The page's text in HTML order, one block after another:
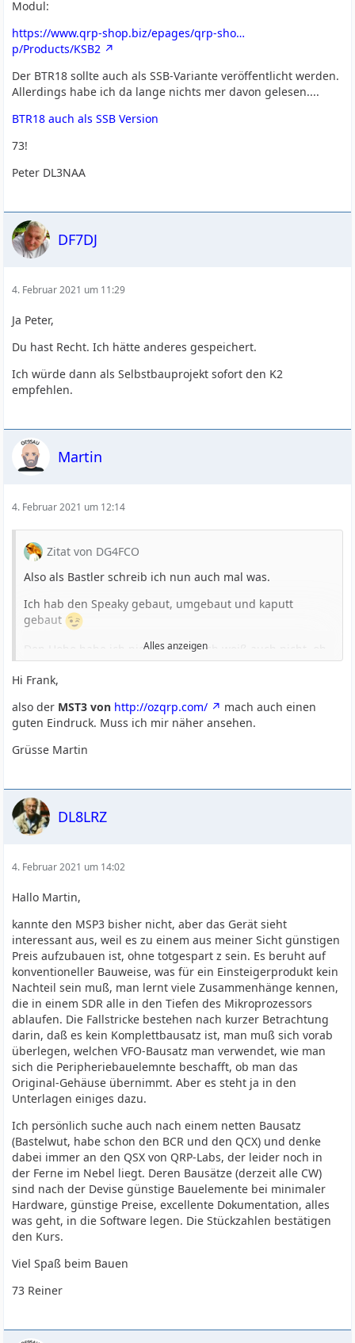
Modul:
https://www.qrp-shop.biz/epages/qrp-sho…
p/Products/KSB2
Der BTR18 sollte auch als SSB-Variante veröffentlicht werden.
Allerdings habe ich da lange nichts mer davon gelesen....
BTR18 auch als SSB Version
73!
Peter DL3NAA
DF7DJ
4. Februar 2021 um 11:29
Ja Peter,
Du hast Recht. Ich hätte anderes gespeichert.
Ich würde dann als Selbstbauprojekt sofort den K2
empfehlen.
Martin
4. Februar 2021 um 12:14
Zitat von DG4FCO
Also als Bastler schreib ich nun auch mal was.
Ich hab den Speaky gebaut, umgebaut und kaputt
gebaut
Den Hobo habe ich nicht gebaut, ich weiß auch nicht, ob
es dafür überhaupt noch einen (kompletten) Bausatz bei
Nik gibt.
Dann noch den Klaus Nathan QRP-99 V, den Bit-X, Micro-
Solf und noch einige mehr oder weniger erfolgreich.
Den Speaky würde *ich* auch nicht als "Anfänger"
Probleme waren: Gehäuse, Kabelbaum und Messen in
beengen Verhältnissen
Der Iler und ähnliche haben jedoch den Nachteil, das
gebaut habe) *nicht* Baugruppenweise gearbeitet wird.
Ich werfe mal den Micro-Solf in den Raum
Den fand ich am einfachsten zu bauen. Das Messen war
gut machbar (einfach Drähtchen dranlöten), die
Mechanik hielt sich in Grenzen, man kann trotzdem nach
dem Bau noch pimpen/modden, er kann CW und SSB.
Allgemein ist im Nicht-CW Bereich nicht so viel, mit dem
man "problemlos" basteln kann.
Trotzdem würde ich nochhttp://ozqrp.com/
als
weiteren Anbieter in den Raum werfen.
Dort habe ich den MDT gebaut. Ja, Zwei-Seiten-Band.
Soweit ich weis ist dies für den *Experimentalfunk* auch
noch erlaubt. Also zum probieren: Gehts und werde ich
gehört und so. Dauerhaften Funkbetrieb würde ich damit
nicht machen. Ist jedoch ein wirklich schönes
Bastelprojekt.
Ach: Und ich finde es wichtig, dass es noch komplette
suchen muss!
HTH & vy 72/3 de Frank, DG4FCO
Alles anzeigen
Hi Frank,
also der MST3 von http://ozqrp.com/
mach auch einen
guten Eindruck. Muss ich mir näher ansehen.
Grüsse Martin
DL8LRZ
4. Februar 2021 um 14:02
Hallo Martin,
kannte den MSP3 bisher nicht, aber das Gerät sieht
interessant aus, weil es zu einem aus meiner Sicht günstigen
Preis aufzubauen ist, ohne totgespart z sein. Es beruht auf
konventioneller Bauweise, was für ein Einsteigerprodukt kein
Nachteil sein muß, man lernt viele Zusammenhänge kennen,
die in einem SDR alle in den Tiefen des Mikroprozessors
ablaufen. Die Fallstricke bestehen nach kurzer Betrachtung
darin, daß es kein Komplettbausatz ist, man muß sich vorab
überlegen, welchen VFO-Bausatz man verwendet, wie man
sich die Peripheriebauelemnte beschafft, ob man das
Original-Gehäuse übernimmt. Aber es steht ja in den
Unterlagen einiges dazu.
Ich persönlich suche auch nach einem netten Bausatz
(Bastelwut, habe schon den BCR und den QCX) und denke
dabei immer an den QSX von QRP-Labs, der leider noch in
der Ferne im Nebel liegt. Deren Bausätze (derzeit alle CW)
sind nach der Devise günstige Bauelemente bei minimaler
Hardware, günstige Preise, excellente Dokumentation, alles
was geht, in die Software legen. Die Stückzahlen bestätigen
den Kurs.
Viel Spaß beim Bauen
73 Reiner